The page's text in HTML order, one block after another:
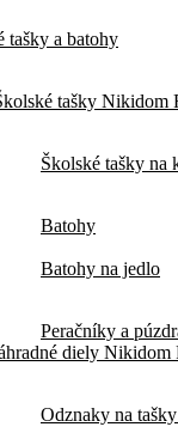
tašky a batohy
tašky Nikidom
Školské tašky na
Batohy
Batohy na jedlo
Peračníky a
diely Nikidom
Odznaky na